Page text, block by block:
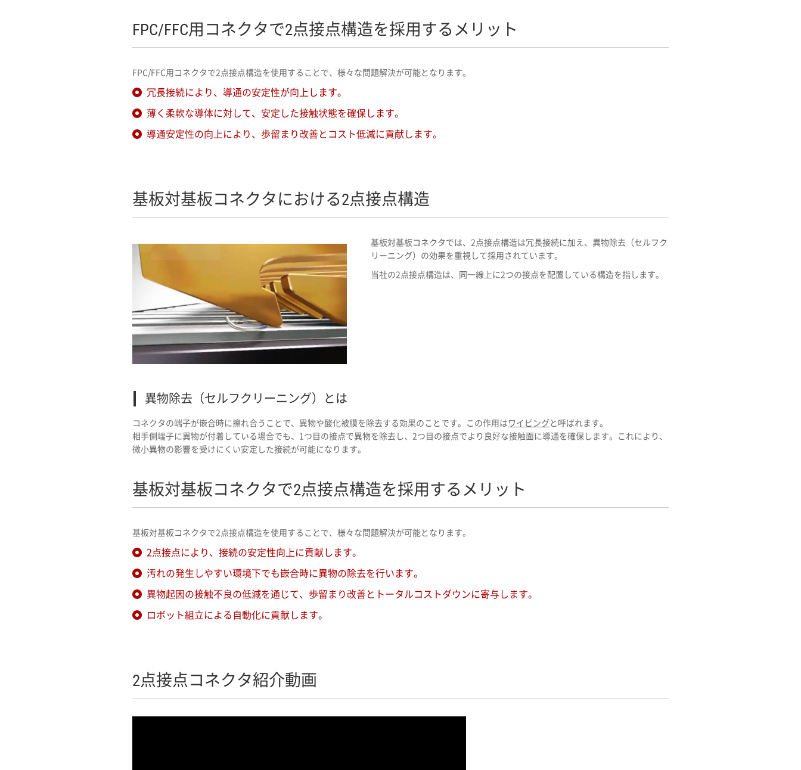
FPC/FFC用コネクタで2点接点構造を採用するメリット
FPC/FFC用コネクタで2点接点構造を使用することで、様々な問題解決が可能となります。
冗長接続により、導通の安定性が向上します。
薄く柔軟な導体に対して、安定した接触状態を確保します。
導通安定性の向上により、歩留まり改善とコスト低減に貢献します。
基板対基板コネクタにおける2点接点構造
基板対基板コネクタでは、2点接点構造は冗長接続に加え、異物除去（セルフク
リーニング）の効果を重視して採用されています。
当社の2点接点構造は、同一線上に2つの接点を配置している構造を指します。
異物除去（セルフクリーニング）とは
コネクタの端子が嵌合時に擦れ合うことで、異物や酸化被膜を除去する効果のことです。この作用はワイピングと呼ばれます。
相手側端子に異物が付着している場合でも、1つ目の接点で異物を除去し、2つ目の接点でより良好な接触面に導通を確保します。これにより、
微小異物の影響を受けにくい安定した接続が可能になります。
基板対基板コネクタで2点接点構造を採用するメリット
基板対基板コネクタで2点接点構造を使用することで、様々な問題解決が可能となります。
2点接点により、接続の安定性向上に貢献します。
汚れの発生しやすい環境下でも嵌合時に異物の除去を行います。
異物起因の接触不良の低減を通じて、歩留まり改善とトータルコストダウンに寄与します。
ロボット組立による自動化に貢献します。
2点接点コネクタ紹介動画